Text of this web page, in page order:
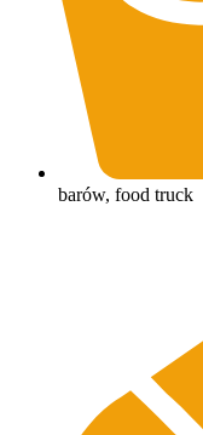
barów, food truck